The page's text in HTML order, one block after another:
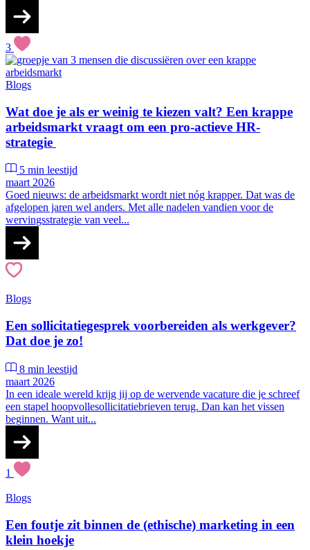
3
Blogs
Wat doe je als er weinig te kiezen valt? Een krappe
arbeidsmarkt vraagt om een pro-actieve HR-
strategie
5 min leestijd
maart 2026
Goed nieuws: de arbeidsmarkt wordt niet nóg krapper. Dat was de
afgelopen jaren wel anders. Met alle nadelen vandien voor de
wervingsstrategie van veel...
Blogs
Een sollicitatiegesprek voorbereiden als werkgever?
Dat doe je zo!
8 min leestijd
maart 2026
In een ideale wereld krijg jij op de wervende vacature die je schreef
een stapel hoopvollesollicitatiebrieven terug. Dan kan het vissen
beginnen. Want uit...
1
Blogs
Een foutje zit binnen de (ethische) marketing in een
klein hoekje